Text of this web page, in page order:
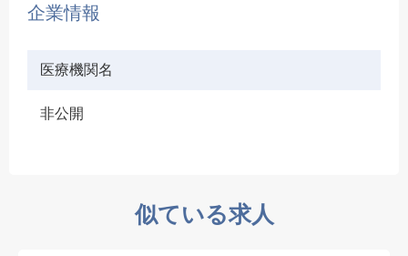
企業情報
医療機関名
非公開
似ている求人